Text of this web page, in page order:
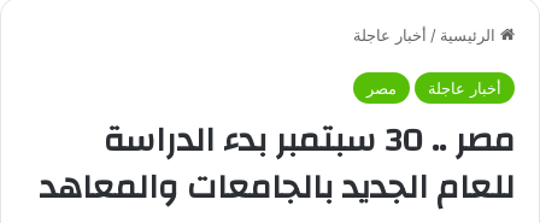
الرئيسية / أخبار عاجلة
أخبار عاجلة مصر
مصر .. 30 سبتمبر بدء الدراسة
للعام الجديد بالجامعات والمعاهد